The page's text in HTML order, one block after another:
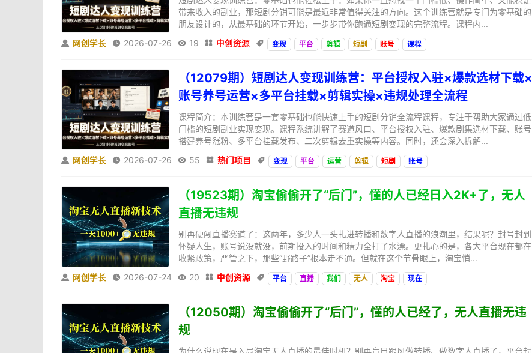
带来收入的副业，那短剧分销可能是最近非常值得关注的方向。这个训练营就是专门为零基础的
朋友设计的，从最基础的环节开始，一步步带你跑通短剧变现的完整流程。课程内...
 网创学长  2026-07-26  19  中创资源  变现 平台 剪辑 短剧 账号 课程
（12079期）短剧达人变现训练营：平台授权入驻×爆款选材下载×
账号养号运营×多平台挂载×剪辑实操×违规处理全流程
课程简介：本训练营是一套零基础也能快速上手的短剧分销全流程课程，专注于帮助大家通过低
门槛的短剧副业实现变现。课程系统讲解了赛道风口、平台授权入驻、爆款剧集选材下载、账号
搭建养号涨粉、多平台挂载发布、二次剪辑去重实操等内容。同时，还会深入拆解...
 网创学长  2026-07-26  55  热门项目  变现 平台 运营 剪辑 短剧 账号
（19523期）淘宝偷偷开了“后门”，懂的人已经日入2K+了，无人
直播无违规
别再硬闯直播赛道了：这两年，多少人一头扎进转播和数字人直播的浪潮里，结果呢？封号封到
怀疑人生，账号说没就没，前期投入的时间和精力全打了水漂。更扎心的是，各大平台现在都在
收紧政策，严管之下，那些“野路子”根本走不通。但就在这个节骨眼上，淘宝悄...
 网创学长  2026-07-24  20  中创资源  平台 直播 我们 无人 淘宝 现在
（12050期）淘宝偷偷开了“后门”，懂的人已经了，无人直播无违
规
为什么说现在是入局淘宝无人直播的最佳时机？别再盲目跟风做转播、做数字人直播了，平台封